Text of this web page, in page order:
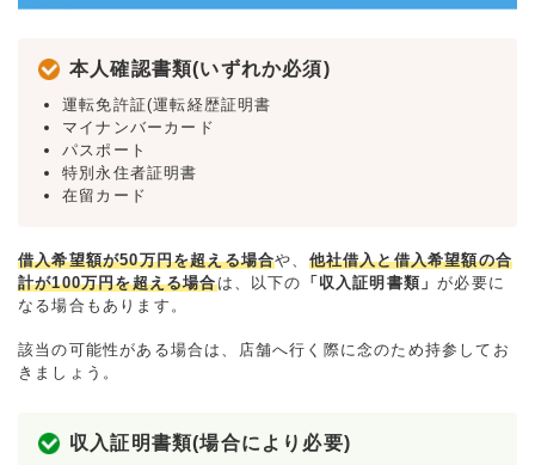
本人確認書類(いずれか必須)
運転免許証(運転経歴証明書
マイナンバーカード
パスポート
特別永住者証明書
在留カード
借入希望額が50万円を超える場合や、 他社借入と借入希望額の合
計が100万円を超える場合は、以下の 「収入証明書類」が必要に
なる場合もあります。
該当の可能性がある場合は、店舗へ行く際に念のため持参してお
きましょう。
収入証明書類(場合により必要)